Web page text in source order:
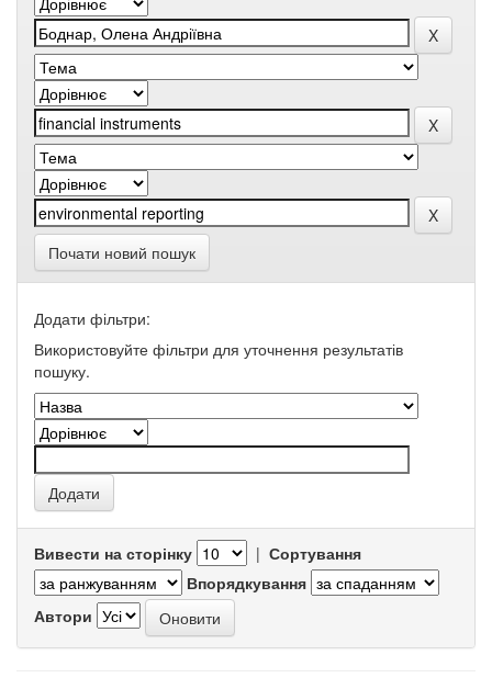
Почати новий пошук
Додати фільтри:
Використовуйте фільтри для уточнення результатів
пошуку.
Вивести на сторінку | Сортування
Впорядкування
Автори